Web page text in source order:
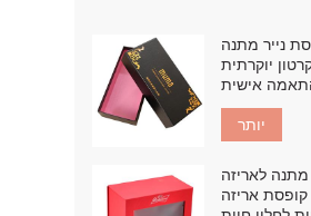
נייר מתנה
יוקרתית
אישית
במפעל
יותר
לאריזה
אריזה